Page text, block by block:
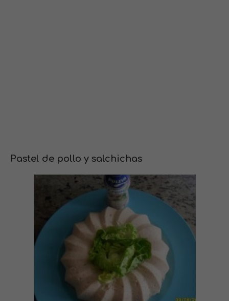
Pastel de pollo y salchichas